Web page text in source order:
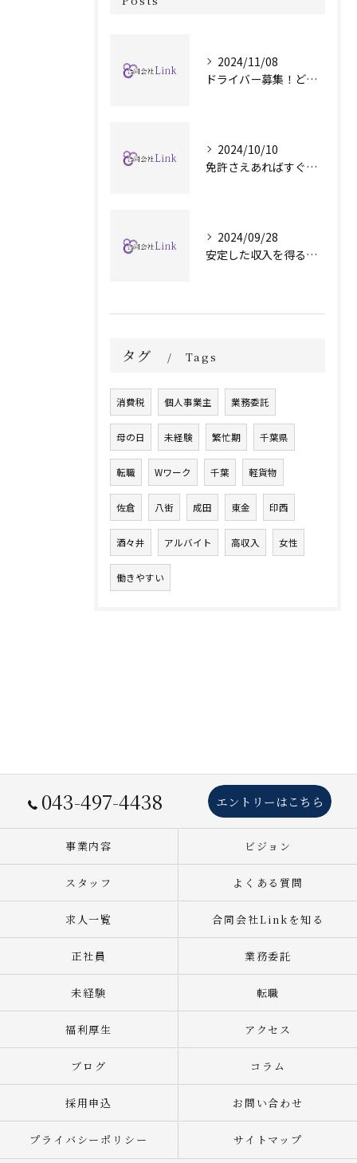
2024/11/08
ドライバー募集！どのような時間帯でも対応可能です！
2024/10/10
免許さえあればすぐ始められます！
2024/09/28
安定した収入を得るために
タグ Tags
消費税 個人事業主 業務委託
母の日 未経験 繁忙期 千葉県
転職 Wワーク 千葉 軽貨物
佐倉 八街 成田 東金 印西
酒々井 アルバイト 高収入 女性
働きやすい
043-497-4438 エントリーはこちら
事業内容 ビジョン
スタッフ よくある質問
求人一覧 合同会社Linkを知る
正社員 業務委託
未経験 転職
福利厚生 アクセス
ブログ コラム
採用申込 お問い合わせ
プライバシーポリシー サイトマップ